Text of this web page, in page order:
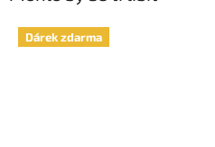
Dárek zdarma